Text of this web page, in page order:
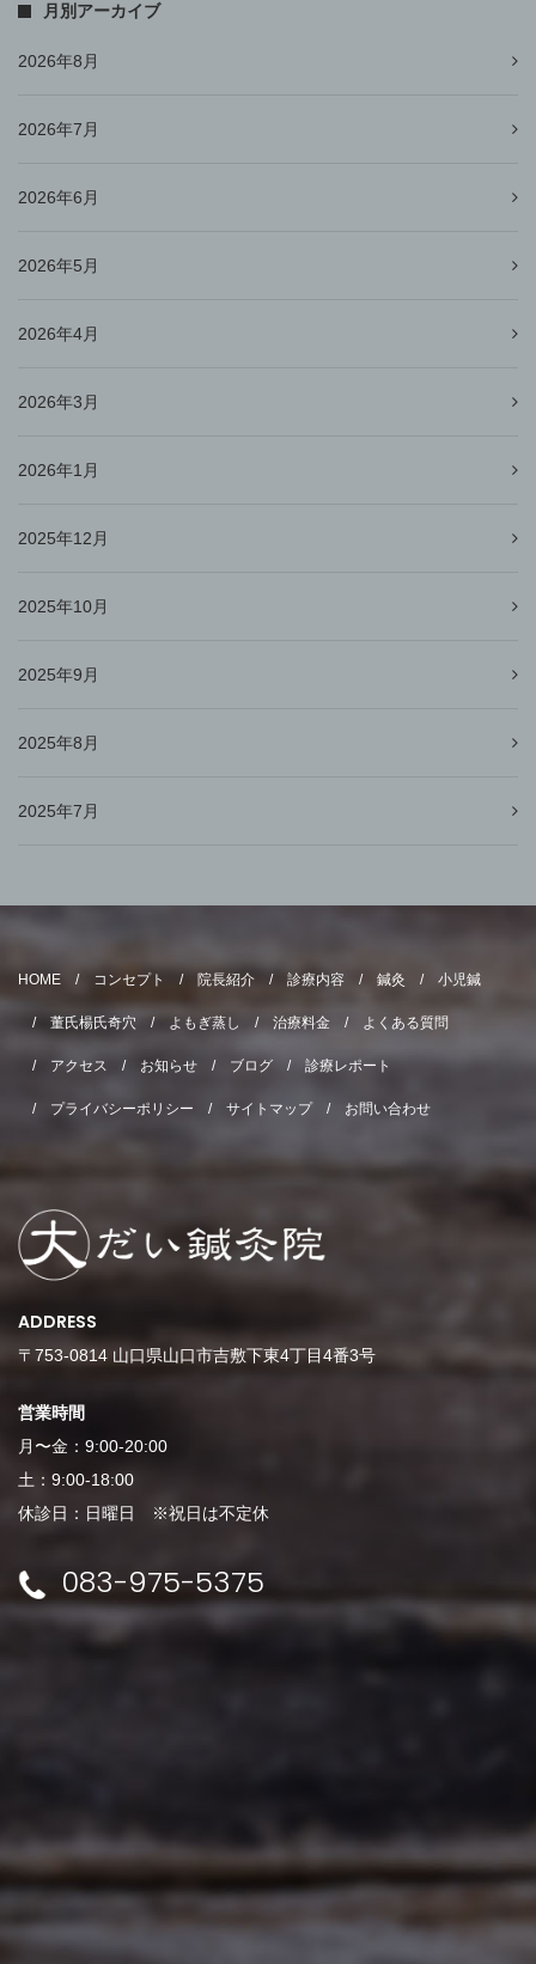
月別アーカイブ
2026年8月
2026年7月
2026年6月
2026年5月
2026年4月
2026年3月
2026年1月
2025年12月
2025年10月
2025年9月
2025年8月
2025年7月
HOME コンセプト 院長紹介 診療内容 鍼灸 小児鍼
董氏楊氏奇穴 よもぎ蒸し 治療料金 よくある質問
アクセス お知らせ ブログ 診療レポート
プライバシーポリシー サイトマップ お問い合わせ
ADDRESS
〒753-0814 山口県山口市吉敷下東4丁目4番3号
営業時間
月〜金：9:00-20:00
土：9:00-18:00
休診日：日曜日 ※祝日は不定休
083-975-5375